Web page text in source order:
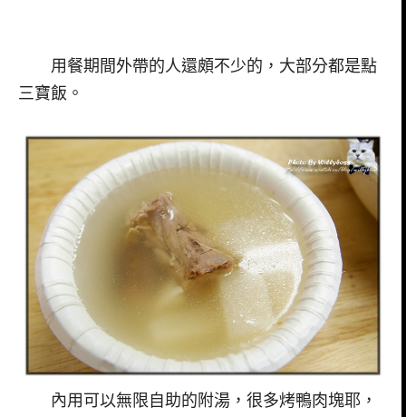
用餐期間外帶的人還頗不少的，大部分都是點
三寶飯。
內用可以無限自助的附湯，很多烤鴨肉塊耶，